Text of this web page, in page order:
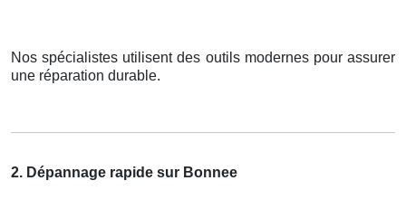
Nos spécialistes utilisent des outils modernes pour assurer
une réparation durable.
2. Dépannage rapide sur Bonnee